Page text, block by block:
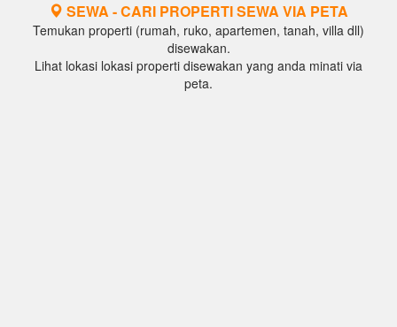
SEWA - CARI PROPERTI SEWA VIA PETA
Temukan properti (rumah, ruko, apartemen, tanah, villa dll)
disewakan.
Lihat lokasi lokasi properti disewakan yang anda minati via
peta.